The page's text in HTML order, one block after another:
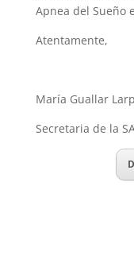
Apnea del Sueño
Atentamente,
María Guallar
Secretaria de la